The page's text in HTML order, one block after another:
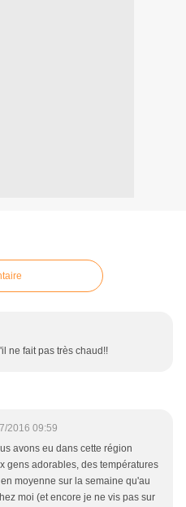
ne fait pas très chaud!!
2016 09:59
avons eu dans cette région
gens adorables, des températures
moyenne sur la semaine qu'au
moi (et encore je ne vis pas sur